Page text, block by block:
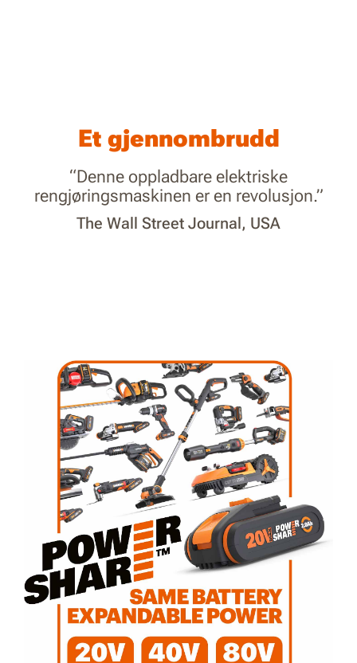
Et gjennombrudd
“Denne oppladbare elektriske
rengjøringsmaskinen er en revolusjon.”
The Wall Street Journal, USA